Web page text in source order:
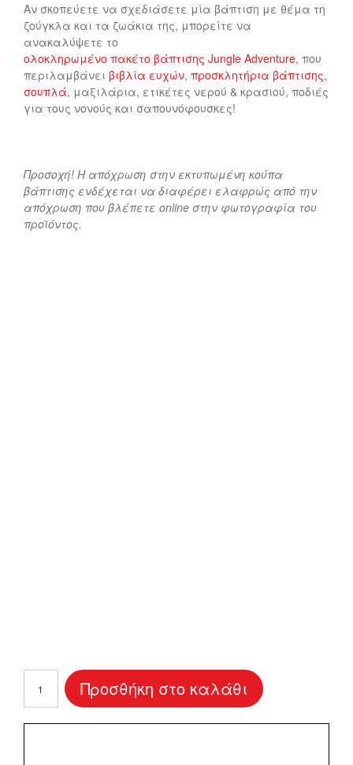
Αν σκοπεύετε να σχεδιάσετε μία βάπτιση με θέμα τη
ζούγκλα και τα ζωάκια της, μπορείτε να
ανακαλύψετε το
ολοκληρωμένο πακέτο βάπτισης Jungle Adventure, που
περιλαμβάνει βιβλία ευχών, προσκλητήρια βάπτισης,
σουπλά, μαξιλάρια, ετικέτες νερού & κρασιού, ποδιές
για τους νονούς και σαπουνόφουσκες!
Προσοχή! Η απόχρωση στην εκτυπωμένη κούπα
βάπτισης ενδέχεται να διαφέρει ελαφρώς από την
απόχρωση που βλέπετε online στην φωτογραφία του
προϊόντος.
Βάπτισης
"Αρκουδάκι"
ποσότητα
Προσθήκη στο καλάθι